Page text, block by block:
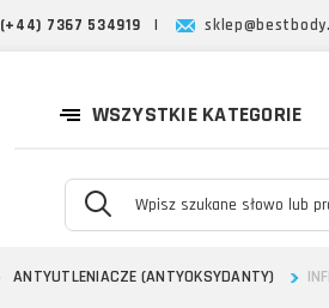
(+44) 7367 534919 |
WSZYSTKIE KATEGORIE
ANTYUTLENIACZE (ANTYOKSYDANTY)